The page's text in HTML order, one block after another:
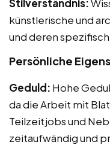
Stilverständnis:
künstlerische und
und deren
Persönliche
Geduld: Hohe
da die Arbeit mit
Teilzeitjobs und
zeitaufwändig und